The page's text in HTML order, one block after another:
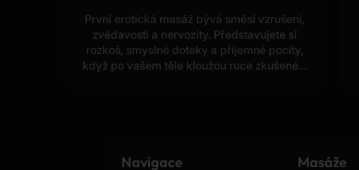
První erotická masáž bývá směsí vzrušení,
zvědavosti a nervozity. Představujete si
rozkoš, smyslné doteky a příjemné pocity,
když po vašem těle kloužou ruce zkušené...
Navigace Masáže